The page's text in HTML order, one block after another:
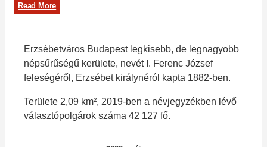
Read More
Erzsébetváros Budapest legkisebb, de legnagyobb
népsűrűségű kerülete, nevét I. Ferenc József
feleségéről, Erzsébet királynéról kapta 1882-ben.
Területe 2,09 km², 2019-ben a névjegyzékben lévő
választópolgárok száma 42 127 fő.